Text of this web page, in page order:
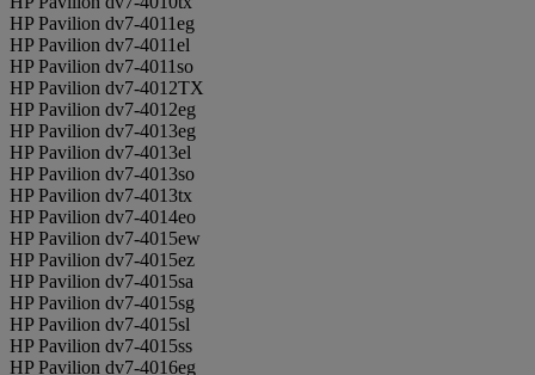
HP Pavilion dv7-4011eg
HP Pavilion dv7-4011el
HP Pavilion dv7-4011so
HP Pavilion dv7-4012TX
HP Pavilion dv7-4012eg
HP Pavilion dv7-4013eg
HP Pavilion dv7-4013el
HP Pavilion dv7-4013so
HP Pavilion dv7-4013tx
HP Pavilion dv7-4014eo
HP Pavilion dv7-4015ew
HP Pavilion dv7-4015ez
HP Pavilion dv7-4015sa
HP Pavilion dv7-4015sg
HP Pavilion dv7-4015sl
HP Pavilion dv7-4015ss
HP Pavilion dv7-4016eg